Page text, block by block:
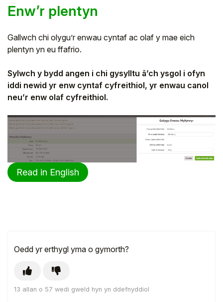
Enw’r plentyn
Gallwch chi olygu’r enwau cyntaf ac olaf y mae eich
plentyn yn eu ffafrio.
Sylwch y bydd angen i chi gysylltu â’ch ysgol i ofyn
iddi newid yr enw cyntaf cyfreithiol, yr enwau canol
neu’r enw olaf cyfreithiol.
Read in English
Oedd yr erthygl yma o gymorth?
13 allan o 57 wedi gweld hyn yn ddefnyddiol